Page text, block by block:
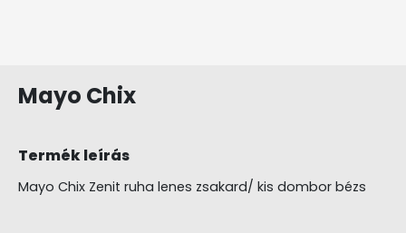
Mayo Chix
Termék leírás
Mayo Chix Zenit ruha lenes zsakard/ kis dombor bézs